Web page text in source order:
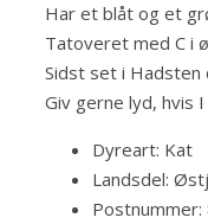
Har et blåt og et
Tatoveret med C i
Sidst set i Hadsten
Giv gerne lyd, hvis
Dyreart: Kat
Landsdel:
Postnummer: